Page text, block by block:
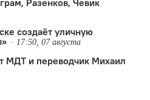
создаëт уличную
17:50, 07 августа
МДТ и переводчик Михаил